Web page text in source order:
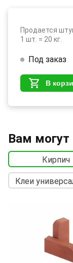
Продается
1 шт. = 20 кг.
Под заказ
В
Вам могут
Кирпич
Клеи